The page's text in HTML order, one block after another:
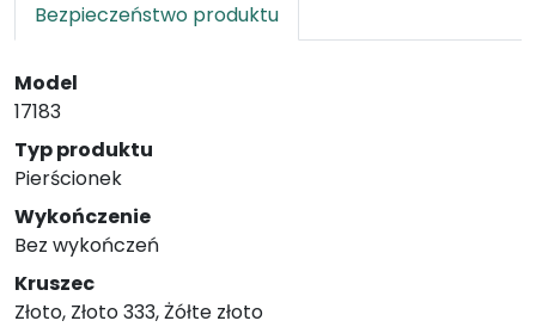
Bezpieczeństwo produktu
Model
17183
Typ produktu
Pierścionek
Wykończenie
Bez wykończeń
Kruszec
Złoto, Złoto 333, Żółte złoto